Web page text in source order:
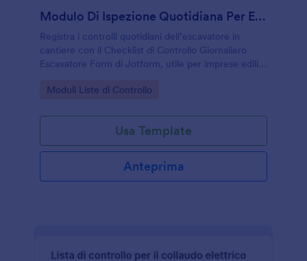
Modulo Di Ispezione Quotidiana Per Escavatore
Registra i controlli quotidiani dell’escavatore in
cantiere con il Checklist di Controllo Giornaliero
Escavatore Form di Jotform, utile per imprese edili,
raccolta dati chiara e tracciabile.
Go to Category:
Moduli Liste di Controllo
Usa Template
Anteprima